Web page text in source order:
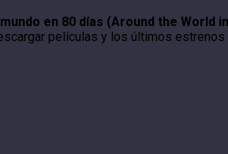
en 80 días (Around the World
películas y los últimos